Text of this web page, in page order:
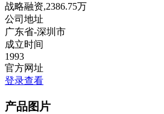
战略融资,2386.75万
公司地址
广东省-深圳市
成立时间
1993
官方网址
登录查看
产品图片